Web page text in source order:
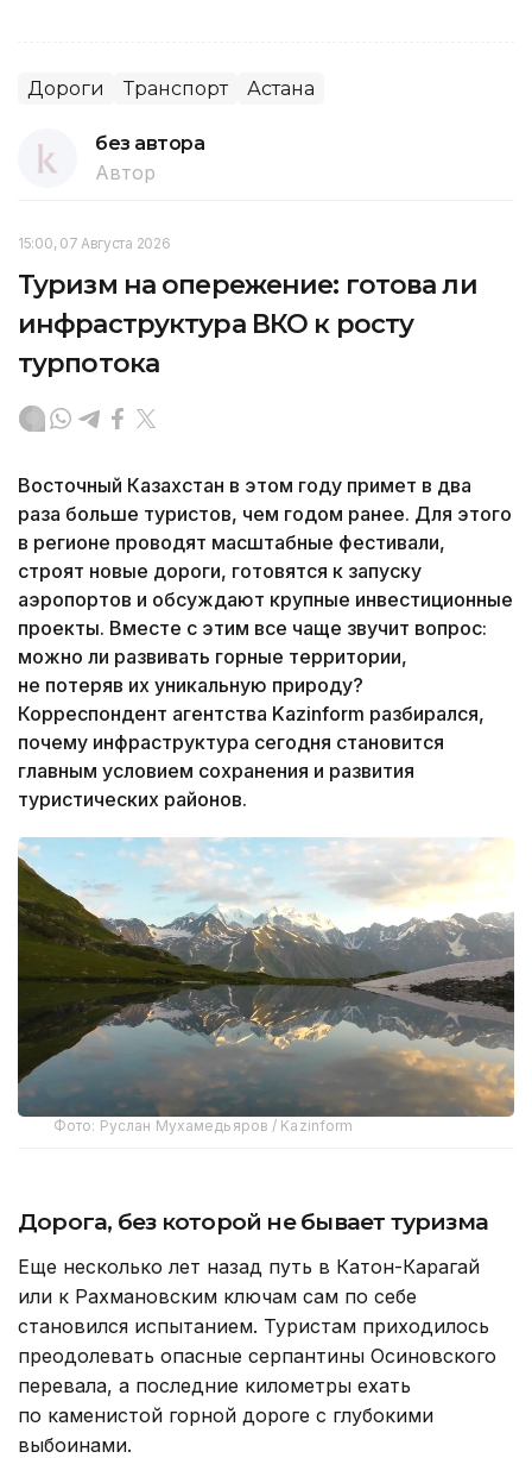
Дороги Транспорт Астана
без автора
Автор
15:00, 07 Августа 2026
Туризм на опережение: готова ли
инфраструктура ВКО к росту
турпотока
Восточный Казахстан в этом году примет в два
раза больше туристов, чем годом ранее. Для этого
в регионе проводят масштабные фестивали,
строят новые дороги, готовятся к запуску
аэропортов и обсуждают крупные инвестиционные
проекты. Вместе с этим все чаще звучит вопрос:
можно ли развивать горные территории,
не потеряв их уникальную природу?
Корреспондент агентства Kazinform разбирался,
почему инфраструктура сегодня становится
главным условием сохранения и развития
туристических районов.
Фото: Руслан Мухамедьяров / Kazinform
Дорога, без которой не бывает туризма
Еще несколько лет назад путь в Катон-Карагай
или к Рахмановским ключам сам по себе
становился испытанием. Туристам приходилось
преодолевать опасные серпантины Осиновского
перевала, а последние километры ехать
по каменистой горной дороге с глубокими
выбоинами.